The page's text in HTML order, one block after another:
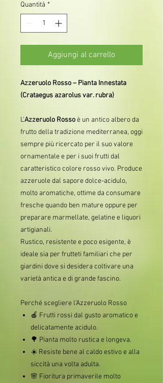
Quantità *
Aggiungi al carrello
Azzeruolo Rosso – Pianta Innestata
(Crataegus azarolus var. rubra)
L'Azzeruolo Rossoè un antico albero da
frutto della tradizione mediterranea, oggi
sempre più ricercato per il suo valore
ornamentale e per i suoi frutti dal
caratteristico colore rosso vivo. Produce
azzeruole dal sapore dolce-acidulo,
molto aromatiche, ottime da consumare
fresche quando ben mature oppure per
preparare marmellate, gelatine e liquori
artigianali.
Rustico, resistente e poco esigente, è
ideale sia per frutteti familiari che per
giardini dove si desidera coltivare una
varietà antica e di grande fascino.
Perché scegliere l'Azzeruolo Rosso
🍎 Frutti rossi dal gusto aromatico e
delicatamente acidulo.
🌳 Pianta molto rustica e longeva.
☀️ Resiste bene al caldo estivo e alla
siccità una volta adulta.
🌸 Fioritura primaverile molto